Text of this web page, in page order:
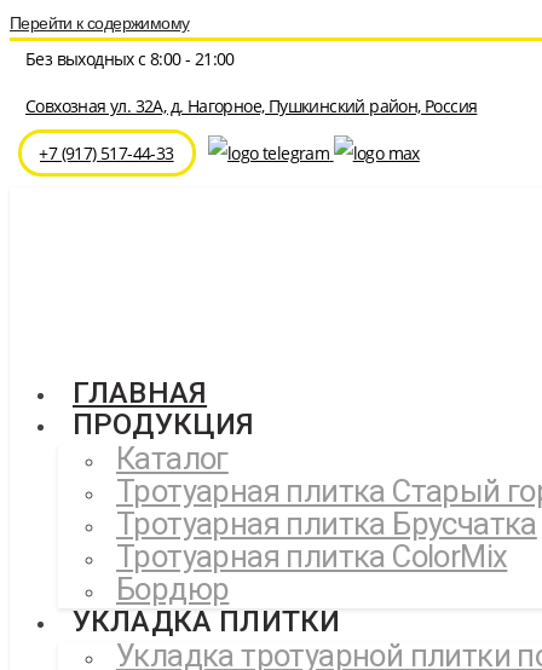
Перейти к содержимому
Без выходных с 8:00 - 21:00
Совхозная ул. 32A, д. Нагорное, Пушкинский район, Россия
⁦+7 (917) 517-44-33
ГЛАВНАЯ
ПРОДУКЦИЯ
Каталог
Тротуарная плитка Старый
Тротуарная плитка Брусчатка
Тротуарная плитка ColorMix
Бордюр
УКЛАДКА ПЛИТКИ
Укладка тротуарной плитки